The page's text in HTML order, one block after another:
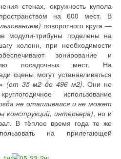
стенах, окружность купола
на 600 мест. В
поворотного круга —
модули-трибуны поделены на
колонн, при необходимости
зонирование и
посадочных мест. На
сцены могут устанавливаться
(от 35 м2 до 496 м2). Они не
использование
не отапливался и не может
конструкций, интерьера), но и
В тёплое время года те же
на прилегающей